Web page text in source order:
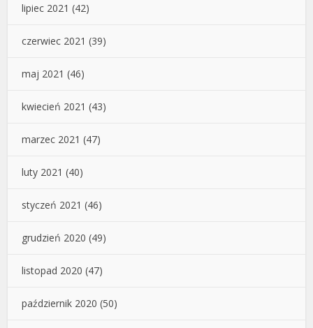
lipiec 2021 (42)
czerwiec 2021 (39)
maj 2021 (46)
kwiecień 2021 (43)
marzec 2021 (47)
luty 2021 (40)
styczeń 2021 (46)
grudzień 2020 (49)
listopad 2020 (47)
październik 2020 (50)